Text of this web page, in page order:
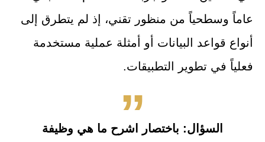
عاماً وسطحياً من منظور تقني، إذ لم يتطرق إلى
أنواع قواعد البيانات أو أمثلة عملية مستخدمة
فعلياً في تطوير التطبيقات.
السؤال: باختصار اشرح ما هي وظيفة